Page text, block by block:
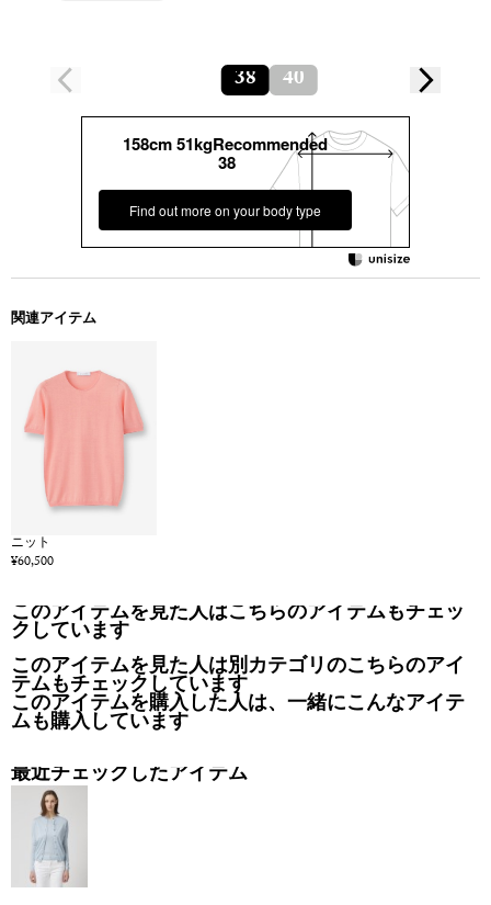
38 40
158cm 51kgRecommended
38
Find out more on your body type
関連アイテム
ニット
¥60,500
このアイテムを見た人はこちらのアイテムもチェッ
クしています
このアイテムを見た人は別カテゴリのこちらのアイ
テムもチェックしています
このアイテムを購入した人は、一緒にこんなアイテ
ムも購入しています
最近チェックしたアイテム